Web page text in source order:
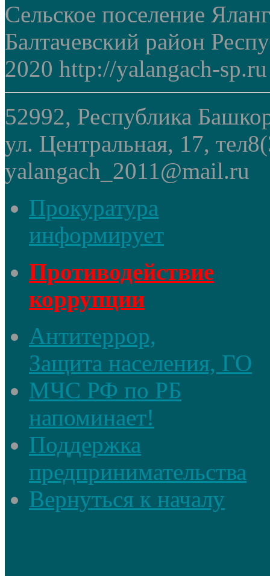
Сельское поселение
Балтачевский район
2020 http://yalangach-sp.ru
52992, Республика
ул. Центральная, 17,
yalangach_2011@mail.ru
Прокуратура
информирует
Противодействие
коррупции
Антитеррор,
Защита населения, ГО
МЧС РФ по РБ
напоминает!
Поддержка
предпринимательства
Вернуться к началу